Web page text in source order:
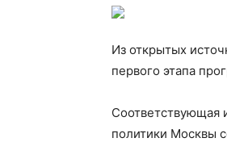
Из открытых
первого этапа
Соответствующая
политики Москвы